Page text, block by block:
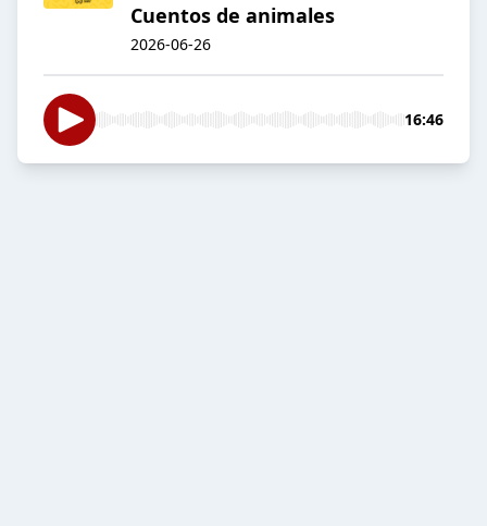
Cuentos de animales
2026-06-26
16:46